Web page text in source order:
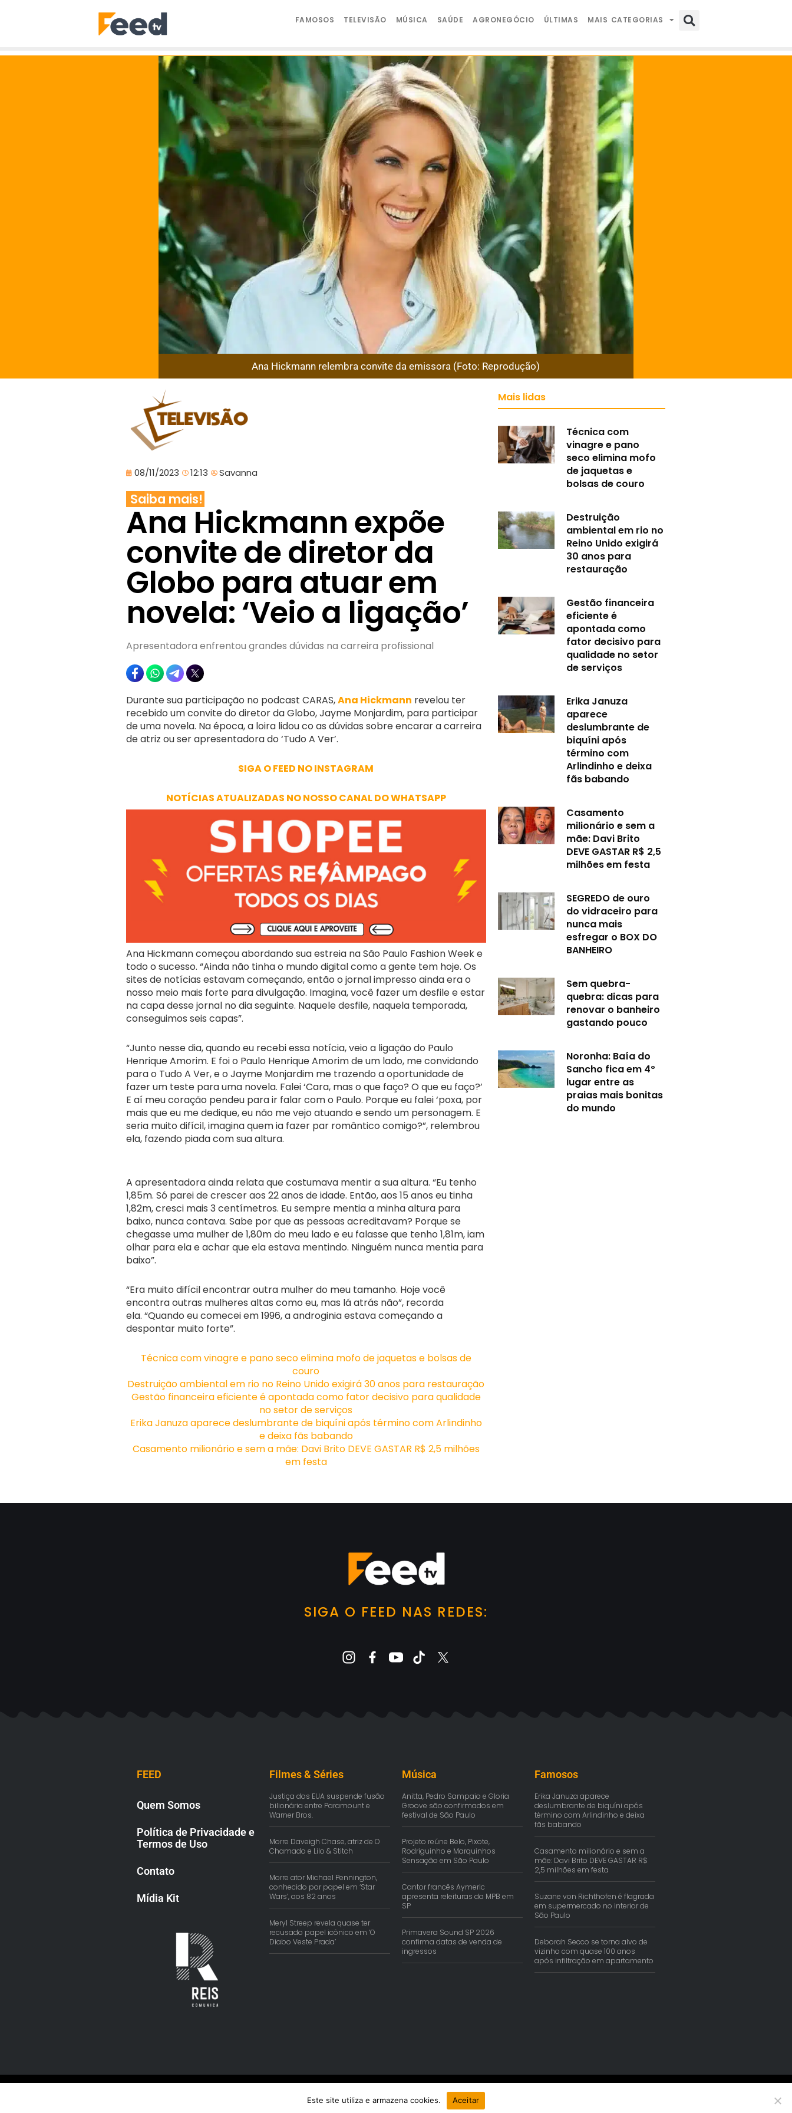
FAMOSOS TELEVISÃO MÚSICA SAÚDE AGRONEGÓCIO ÚLTIMAS MAIS CATEGORIAS
Ana Hickmann relembra convite da emissora (Foto: Reprodução)
08/11/2023 12:13 Savanna
Saiba mais!
Ana Hickmann expõe
convite de diretor da
Globo para atuar em
novela: ‘Veio a ligação’
Apresentadora enfrentou grandes dúvidas na carreira profissional
Durante sua participação no podcast CARAS,Ana Hickmann revelou ter
recebido um convite do diretor da Globo, Jayme Monjardim, para participar
de uma novela. Na época, a loira lidou co as dúvidas sobre encarar a carreira
de atriz ou ser apresentadora do ‘Tudo A Ver’.
SIGA O FEED NO INSTAGRAM
NOTÍCIAS ATUALIZADAS NO NOSSO CANAL DO WHATSAPP
Ana Hickmann começou abordando sua estreia na São Paulo Fashion Week e
todo o sucesso. “Ainda não tinha o mundo digital como a gente tem hoje. Os
sites de notícias estavam começando, então o jornal impresso ainda era o
nosso meio mais forte para divulgação. Imagina, você fazer um desfile e estar
na capa desse jornal no dia seguinte. Naquele desfile, naquela temporada,
conseguimos seis capas”.
“Junto nesse dia, quando eu recebi essa notícia, veio a ligação do Paulo
Henrique Amorim. E foi o Paulo Henrique Amorim de um lado, me convidando
para o Tudo A Ver, e o Jayme Monjardim me trazendo a oportunidade de
fazer um teste para uma novela. Falei ‘Cara, mas o que faço? O que eu faço?’
E aí meu coração pendeu para ir falar com o Paulo. Porque eu falei ‘poxa, por
mais que eu me dedique, eu não me vejo atuando e sendo um personagem. E
seria muito difícil, imagina quem ia fazer par romântico comigo?”, relembrou
ela, fazendo piada com sua altura.
A apresentadora ainda relata que costumava mentir a sua altura. “Eu tenho
1,85m. Só parei de crescer aos 22 anos de idade. Então, aos 15 anos eu tinha
1,82m, cresci mais 3 centímetros. Eu sempre mentia a minha altura para
baixo, nunca contava. Sabe por que as pessoas acreditavam? Porque se
chegasse uma mulher de 1,80m do meu lado e eu falasse que tenho 1,81m, iam
olhar para ela e achar que ela estava mentindo. Ninguém nunca mentia para
baixo”.
“Era muito difícil encontrar outra mulher do meu tamanho. Hoje você
encontra outras mulheres altas como eu, mas lá atrás não”, recorda
ela. “Quando eu comecei em 1996, a androginia estava começando a
despontar muito forte”.
Técnica com vinagre e pano seco elimina mofo de jaquetas e bolsas de
couro
Destruição ambiental em rio no Reino Unido exigirá 30 anos para restauração
Gestão financeira eficiente é apontada como fator decisivo para qualidade
no setor de serviços
Erika Januza aparece deslumbrante de biquíni após término com Arlindinho
e deixa fãs babando
Casamento milionário e sem a mãe: Davi Brito DEVE GASTAR R$ 2,5 milhões
em festa
Mais lidas
Técnica com
vinagre e pano
seco elimina mofo
de jaquetas e
bolsas de couro
Destruição
ambiental em rio no
Reino Unido exigirá
30 anos para
restauração
Gestão financeira
eficiente é
apontada como
fator decisivo para
qualidade no setor
de serviços
Erika Januza
aparece
deslumbrante de
biquíni após
término com
Arlindinho e deixa
fãs babando
Casamento
milionário e sem a
mãe: Davi Brito
DEVE GASTAR R$ 2,5
milhões em festa
SEGREDO de ouro
do vidraceiro para
nunca mais
esfregar o BOX DO
BANHEIRO
Sem quebra-
quebra: dicas para
renovar o banheiro
gastando pouco
Noronha: Baía do
Sancho fica em 4º
lugar entre as
praias mais bonitas
do mundo
SIGA O FEED NAS REDES:
FEED
Quem Somos
Política de Privacidade e
Termos de Uso
Contato
Mídia Kit
Filmes & Séries
Justiça dos EUA suspende fusão
bilionária entre Paramount e
Warner Bros.
Morre Daveigh Chase, atriz de O
Chamado e Lilo & Stitch
Morre ator Michael Pennington,
conhecido por papel em ‘Star
Wars’, aos 82 anos
Meryl Streep revela quase ter
recusado papel icônico em ‘O
Diabo Veste Prada’
Música
Anitta, Pedro Sampaio e Gloria
Groove são confirmados em
festival de São Paulo
Projeto reúne Belo, Pixote,
Rodriguinho e Marquinhos
Sensação em São Paulo
Cantor francês Aymeric
apresenta releituras da MPB em
SP
Primavera Sound SP 2026
confirma datas de venda de
ingressos
Famosos
Erika Januza aparece
deslumbrante de biquíni após
término com Arlindinho e deixa
fãs babando
Casamento milionário e sem a
mãe: Davi Brito DEVE GASTAR R$
2,5 milhões em festa
Suzane von Richthofen é flagrada
em supermercado no interior de
São Paulo
Deborah Secco se torna alvo de
vizinho com quase 100 anos
após infiltração em apartamento
© Copyright 2026 | Reis Comunica. Todos os Direitos Reservados.
Este site utiliza e armazena cookies.
Aceitar